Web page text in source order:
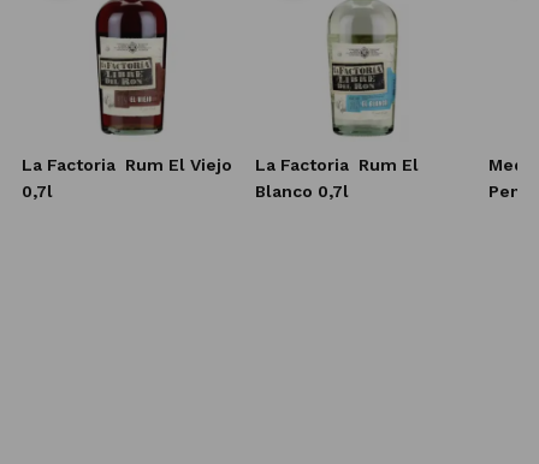
La Factoria Rum El Viejo
0,7l
La Factoria Rum El
Blanco 0,7l